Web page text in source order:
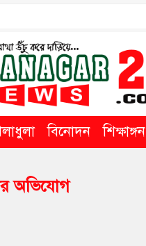
বিনোদন শিক্ষাঙ্গন
অভিযোগ